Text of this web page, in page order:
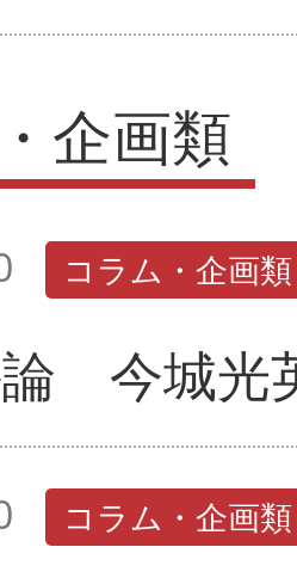
企画類
コラム・企画類
論 今城光
コラム・企画類